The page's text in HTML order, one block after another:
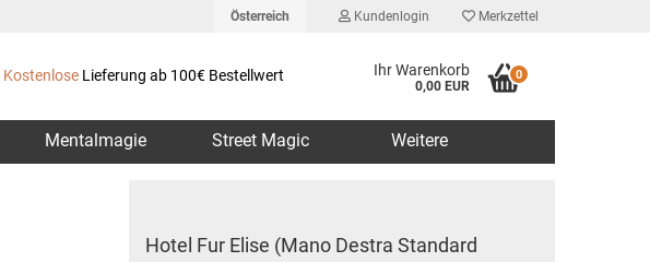
Österreich
Lieferland
Kundenlogin Merkzettel
Kostenlose Lieferung ab 100€ Bestellwert Ihr Warenkorb
0,00 EUR
0
Mentalmagie Street Magic Weitere
Hotel Fur Elise (Mano Destra Standard